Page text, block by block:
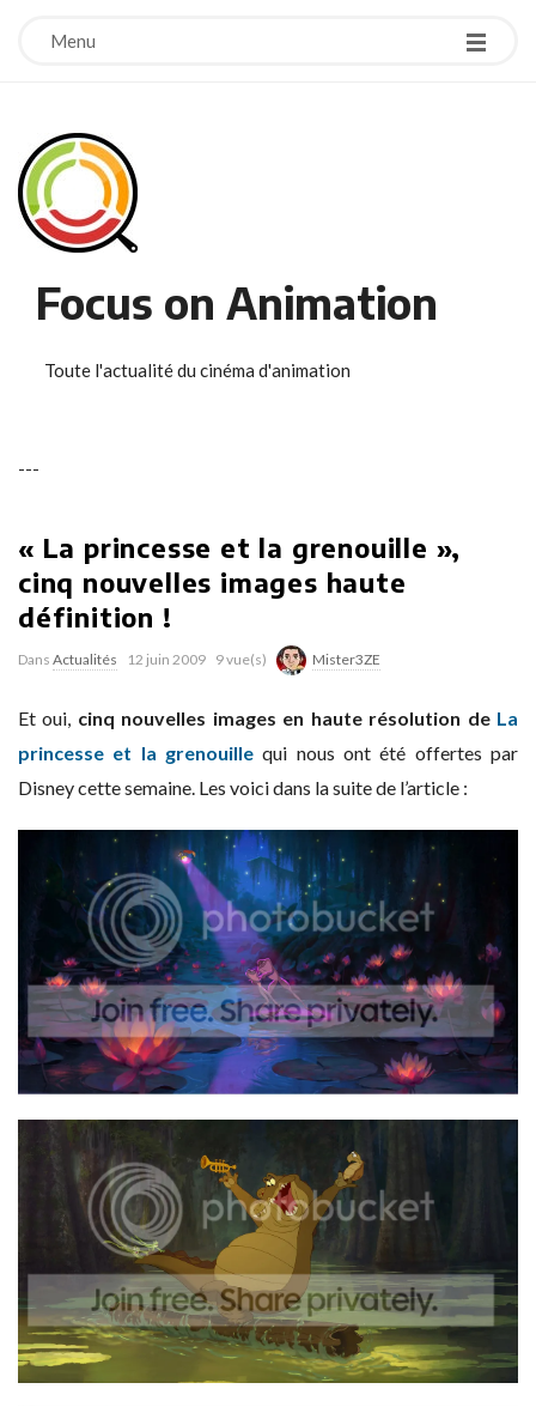
Menu
Focus on Animation
Toute l'actualité du cinéma d'animation
---
« La princesse et la grenouille »,
cinq nouvelles images haute
définition !
Dans Actualités 12 juin 2009 9 vue(s) Mister3ZE
Et oui, cinq nouvelles images en haute résolution de La
princesse et la grenouille qui nous ont été offertes par
Disney cette semaine. Les voici dans la suite de l’article :